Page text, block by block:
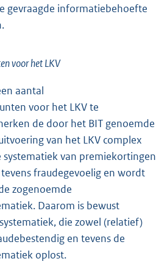
gevraagde informatiebehoefte
voor het LKV
aantal
voor het LKV te
de door het BIT genoemde
van het LKV complex
systematiek van premiekortingen
fraudegevoelig en wordt
zogenoemde
Daarom is bewust
die zowel (relatief)
en tevens de
oplost.